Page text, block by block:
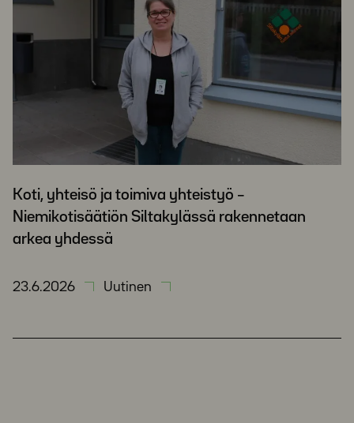
Koti, yhteisö ja toimiva yhteistyö –
Niemikotisäätiön Siltakylässä rakennetaan
arkea yhdessä
23.6.2026 Uutinen